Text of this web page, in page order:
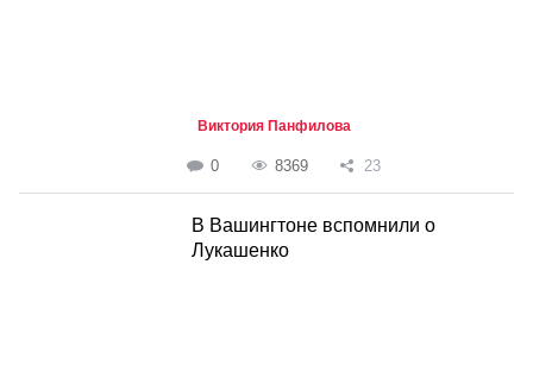
Виктория Панфилова
0 8369 23
В Вашингтоне вспомнили о
Лукашенко